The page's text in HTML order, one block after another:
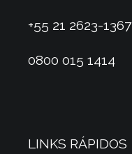
+55 21 2623-1367
0800 015 1414
LINKS RÁPIDOS